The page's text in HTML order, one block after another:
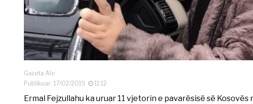
Gazeta Alo
Publikuar: 17/02/2019
11:12
Ermal Fejzullahu ka uruar 11 vjetorin e pavarësisë së